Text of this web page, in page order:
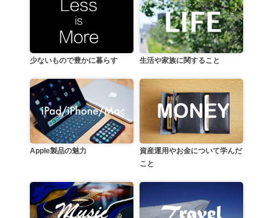
少ないもので豊かに暮らす 生活や家族に関すること
Apple製品の魅力
資産運用やお金について学んだ
こと